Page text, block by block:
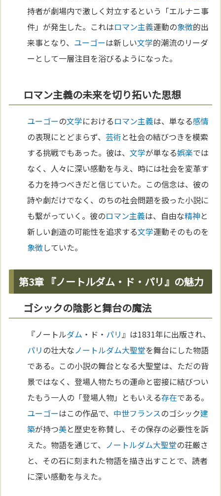
持者が劇場内で激しく対立するという「エルナニ事
件」が発生した。これはロマン主義運動の象徴的出
来事となり、 ユーゴーは新しい文学的潮流のリーダ
ーとして一層注目を浴びるようになった。
ロマン主義の未来を切り拓いた思想
ユーゴーの文学におけるロマン主義は、単なる感情
の表現にとどまらず、芸術と社会の結びつきを模索
する挑戦でもあった。彼は、文学が単なる娯楽では
なく、人々に深い感動を与え、時には社会を変革す
る力を持つべきだと信じていた。この信念は、彼の
詩や劇だけでなく、のちの社会問題を扱った小説に
も繋がっていく。彼のロマン主義は、自由な精神と
新しい創造の可能性を追求する文学運動そのものを
象徴していた。
第3章 『ノートルダム・ド・パリ』の魅力
ゴシックの陰影と舞台の魔法
『ノートルダム ・ド・ パリ』は1831年に出版され、
パリの壮大なノートルダム大聖堂を舞台にした物語
である。この小説の舞台となる大聖堂は、ただの背
景ではなく、登場人物たちの運命と密接に結びつい
たもう一人の「登場人物」ともいえる存在である。
ユーゴーはこの作品で、 中世フランスのゴシック建
築が持つ美と歴史を称賛し、その保存の必要性を訴
えた。物語を通じて、 ノートルダム大聖堂の荘厳さ
と、その石に刻まれた物語を描き出すことで、読者
に深い感動を与えた。